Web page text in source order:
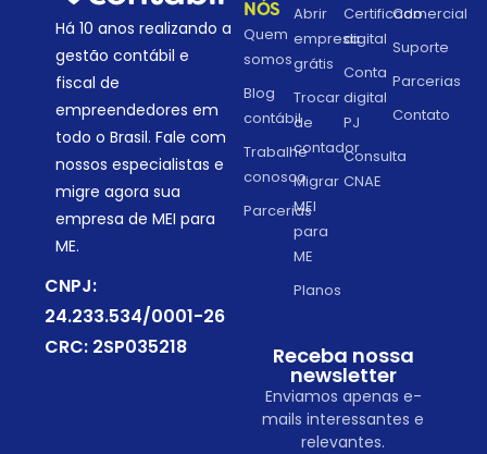
Há 10 anos realizando a
gestão contábil e
fiscal de
empreendedores em
todo o Brasil. Fale com
nossos especialistas e
migre agora sua
empresa de MEI para
ME.
CNPJ:
24.233.534/0001-26
CRC: 2SP035218
NÓS
Quem
somos
Blog
contábil
Trabalhe
conosco
Parcerias
Abrir
empresa
grátis
Trocar
de
contador
Migrar
MEI
para
ME
Planos
Certificado
digital
Conta
digital
PJ
Consulta
CNAE
Comercial
Suporte
Parcerias
Contato
Receba nossa
newsletter
Enviamos apenas e-
mails interessantes e
relevantes.